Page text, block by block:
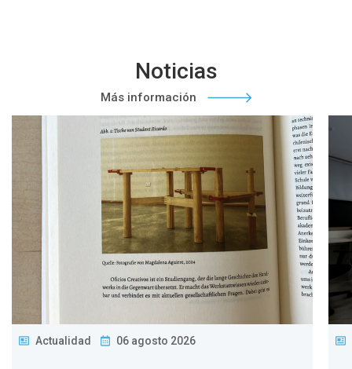
Noticias
Más información
Actualidad 06 agosto 2026